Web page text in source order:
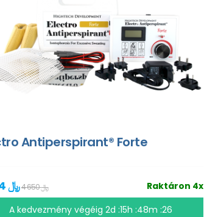
Antiperspirant® Forte
Raktáron 4x 2 634 ﷼ 4 650 ﷼
A kedvezmény végéig2d :15h :48m :25